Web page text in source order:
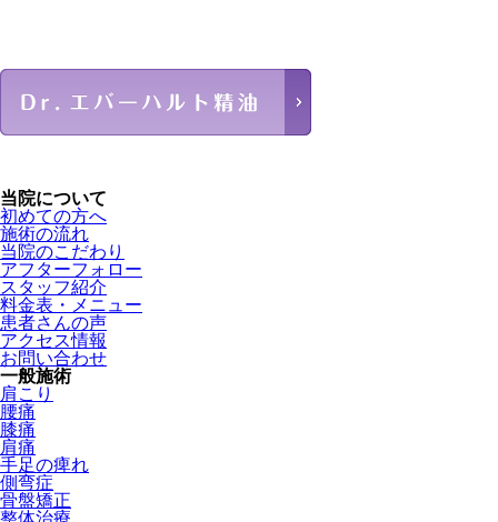
当院について
初めての方へ
施術の流れ
当院のこだわり
アフターフォロー
スタッフ紹介
料金表・メニュー
患者さんの声
アクセス情報
お問い合わせ
一般施術
肩こり
腰痛
膝痛
肩痛
手足の痺れ
側弯症
骨盤矯正
整体治療